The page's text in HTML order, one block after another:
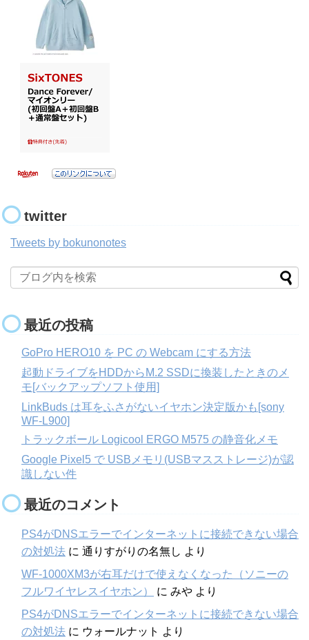
twitter
Tweets by bokunonotes
最近の投稿
GoPro HERO10 を PC の Webcam にする方法
起動ドライブをHDDからM.2 SSDに換装したときのメ
モ[バックアップソフト使用]
LinkBuds は耳をふさがないイヤホン決定版かも[sony
WF-L900]
トラックボール Logicool ERGO M575 の静音化メモ
Google Pixel5 で USBメモリ(USBマスストレージ)が認
識しない件
最近のコメント
PS4がDNSエラーでインターネットに接続できない場合
の対処法 に 通りすがりの名無し より
WF-1000XM3が右耳だけで使えなくなった（ソニーの
フルワイヤレスイヤホン）
に みや より
PS4がDNSエラーでインターネットに接続できない場合
の対処法 に ウォールナット より